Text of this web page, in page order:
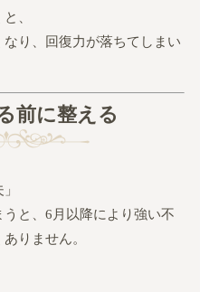
、
り、回復力が落ちてしまい
前に整える
と、6月以降により強い不
りません。